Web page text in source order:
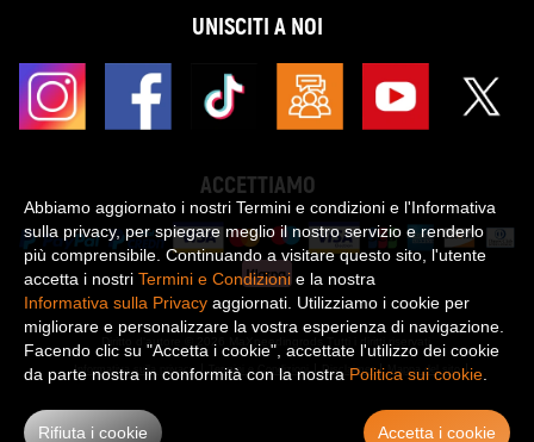
UNISCITI A NOI
ACCETTIAMO
Informativa sulla privacy Termini e Condizioni Disclaimer Mappa del sito
Abbiamo aggiornato i nostri Termini e condizioni e l'Informativa
sulla privacy, per spiegare meglio il nostro servizio e renderlo
più comprensibile. Continuando a visitare questo sito, l'utente
accetta i nostri Termini e Condizioni e la nostra
Informativa sulla Privacy aggiornati. Utilizziamo i cookie per
migliorare e personalizzare la vostra esperienza di navigazione.
Facendo clic su "Accetta i cookie", accettate l'utilizzo dei cookie
da parte nostra in conformità con la nostra Politica sui cookie
Rifiuta i cookie Accetta i cookie